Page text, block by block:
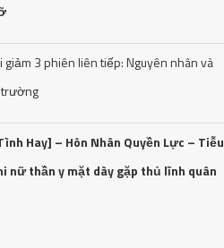
giảm 3 phiên liên tiếp: Nguyên nhân và
trường
Hay] – Hôn Nhân Quyền Lực – Tiễu
nữ thần y mặt dày gặp thủ lĩnh quân